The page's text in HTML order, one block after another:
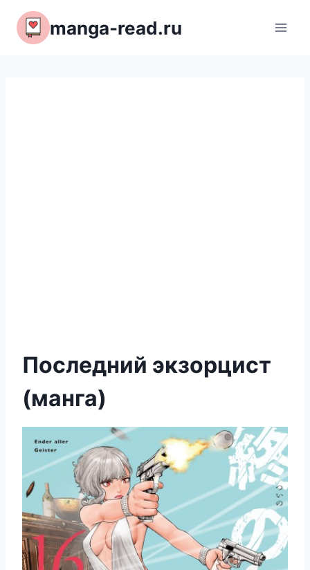
Перейти
содержимому
manga-read.ru
Последний экзорцист
(манга)